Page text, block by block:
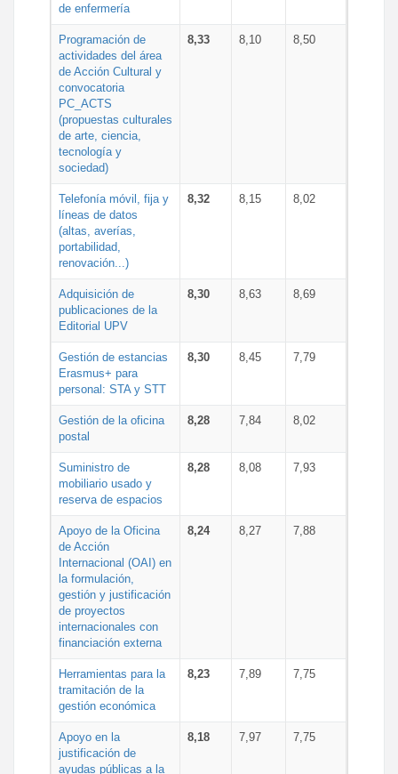
de enfermería
Programación de
actividades del área
de Acción Cultural y
convocatoria
PC_ACTS
(propuestas culturales
de arte, ciencia,
tecnología y
sociedad)
8,33 8,10 8,50
Telefonía móvil, fija y
líneas de datos
(altas, averías,
portabilidad,
renovación...)
8,32 8,15 8,02
Adquisición de
publicaciones de la
Editorial UPV
8,30 8,63 8,69
Gestión de estancias
Erasmus+ para
personal: STA y STT
8,30 8,45 7,79
Gestión de la oficina
postal
8,28 7,84 8,02
Suministro de
mobiliario usado y
reserva de espacios
8,28 8,08 7,93
Apoyo de la Oficina
de Acción
Internacional (OAI) en
la formulación,
gestión y justificación
de proyectos
internacionales con
financiación externa
8,24 8,27 7,88
Herramientas para la
tramitación de la
gestión económica
8,23 7,89 7,75
Apoyo en la
justificación de
ayudas públicas a la
8,18 7,97 7,75